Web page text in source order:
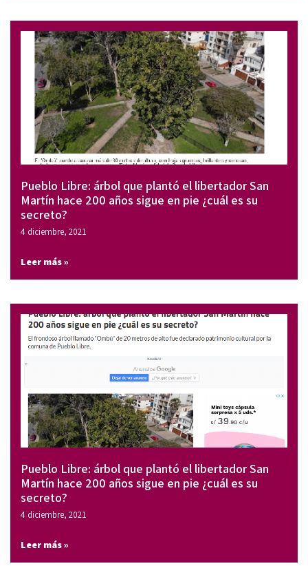
Pueblo Libre: árbol que plantó el libertador San
Martín hace 200 años sigue en pie ¿cuál es su
secreto?
4 diciembre, 2021
Leer más »
Pueblo Libre: árbol que plantó el libertador San
Martín hace 200 años sigue en pie ¿cuál es su
secreto?
4 diciembre, 2021
Leer más »